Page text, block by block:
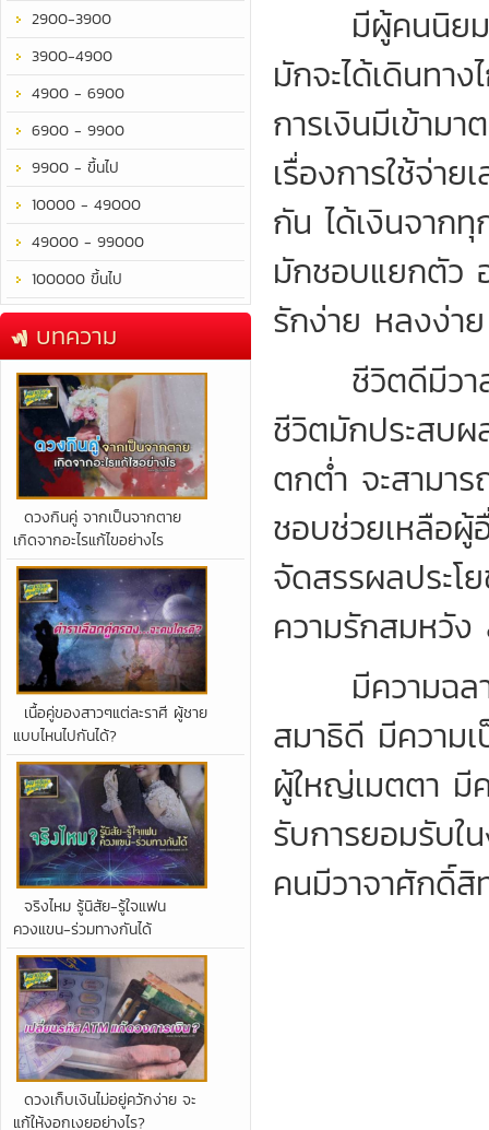
2900-3900
3900-4900
4900 - 6900
6900 - 9900
9900 - ขึ้นไป
10000 - 49000
49000 - 99000
100000 ขึ้นไป
บทความ
​ดวงกินคู่ จากเป็นจากตาย
เกิดจากอะไรแก้ไขอย่างไร
เนื้อคู่ของสาวๆแต่ละราศี ผู้ชาย
แบบไหนไปกันได้?
จริงไหม รู้นิสัย-รู้ใจแฟน
ควงแขน-ร่วมทางกันได้
ดวงเก็บเงินไม่อยู่ควักง่าย จะ
แก้ให้งอกเงยอย่างไร?
มีผู้คนนิยมชม
มักจะได้เดินทา
การเงินมีเข้าม
เรื่องการใช้จ่า
กัน ได้เงินจาก
มักชอบแยกตัว
รักง่าย หลงง่า
ชีวิตดีมีวาสน
ชีวิตมักประสบผ
ตกต่ำ จะสามา
ชอบช่วยเหลือผู้
จัดสรรผลประ
ความรักสมหวั
มีความฉลาด
สมาธิดี มีความ
ผู้ใหญ่เมตตา มี
รับการยอมรับ
คนมีวาจาศักดิ์